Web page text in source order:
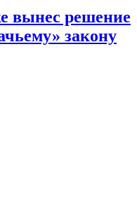
вынес решение
закону